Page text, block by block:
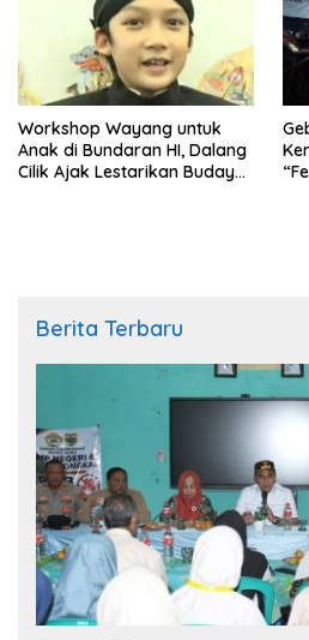
Workshop Wayang untuk
Anak di Bundaran HI, Dalang
Cilik Ajak Lestarikan Budaya
Berita Terbaru